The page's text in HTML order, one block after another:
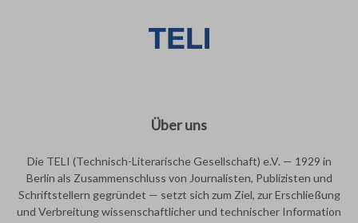
Über uns
Die TELI (Technisch-Literarische Gesellschaft) e.V. — 1929 in
Berlin als Zusammenschluss von Journalisten, Publizisten und
Schriftstellern gegründet — setzt sich zum Ziel, zur Erschließung
und Verbreitung wissenschaftlicher und technischer Information